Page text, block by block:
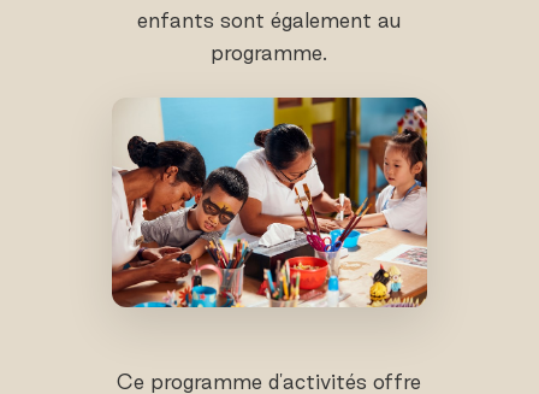
enfants sont également au
programme.
Ce programme d'activités offre